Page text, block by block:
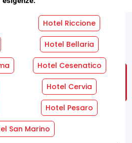
Hotel Riccione
Hotel Bellaria
Hotel Cesenatico
Hotel Cervia
Hotel Pesaro
San Marino
GRATUITO SENZA
Servizi Camere